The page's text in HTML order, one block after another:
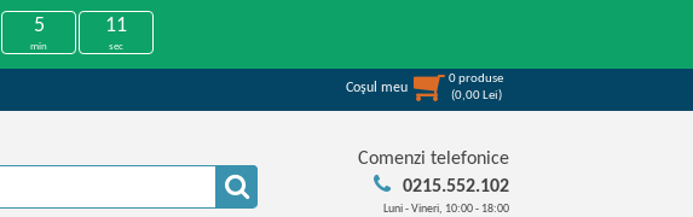
5
min
11
sec
Coşul meu
0produse
(0,00 Lei)
Comenzi telefonice
0215.552.102
Luni - Vineri, 10:00 - 18:00